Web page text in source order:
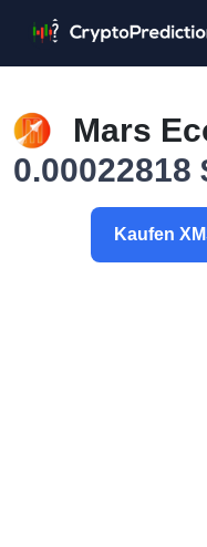
Mars
0.00022818
Kaufen